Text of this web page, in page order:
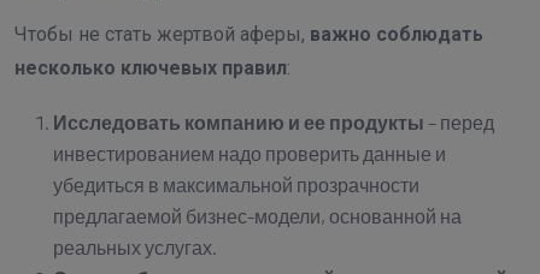
Чтобы не стать жертвой аферы, важно соблюдать
несколько ключевых правил:
Исследовать компанию и ее продукты – перед
инвестированием надо проверить данные и
убедиться в максимальной прозрачности
предлагаемой бизнес-модели, основанной на
реальных услугах.